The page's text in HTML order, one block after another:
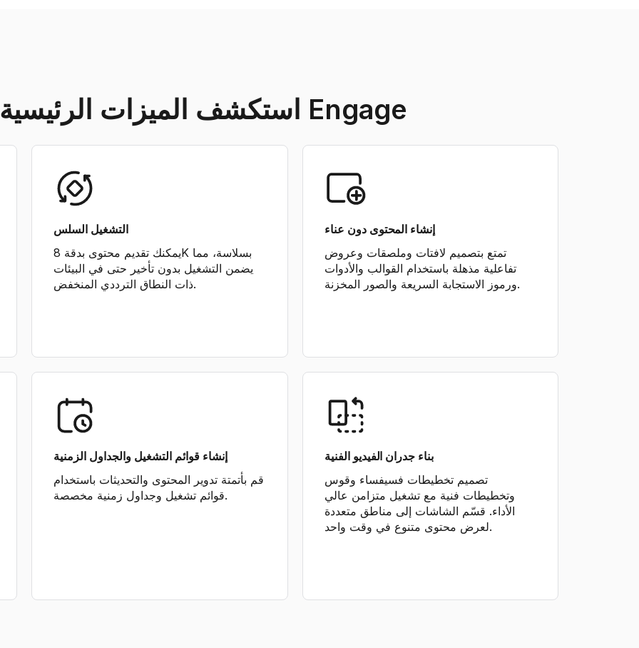
استكشف الميزات الرئيسية لبرنامج Engage
التشغيل السلس
يمكنك تقديم محتوى بدقة 8K بسلاسة، مما
يضمن التشغيل بدون تأخير حتى في البيئات
ذات النطاق الترددي المنخفض.
إنشاء المحتوى دون عناء
تمتع بتصميم لافتات وملصقات وعروض
تفاعلية مذهلة باستخدام القوالب والأدوات
ورموز الاستجابة السريعة والصور المخزنة.
إنشاء قوائم التشغيل والجداول الزمنية
قم بأتمتة تدوير المحتوى والتحديثات باستخدام
قوائم تشغيل وجداول زمنية مخصصة.
بناء جدران الفيديو الفنية
تصميم تخطيطات فسيفساء وقوس
وتخطيطات فنية مع تشغيل متزامن عالي
الأداء. قسّم الشاشات إلى مناطق متعددة
لعرض محتوى متنوع في وقت واحد.